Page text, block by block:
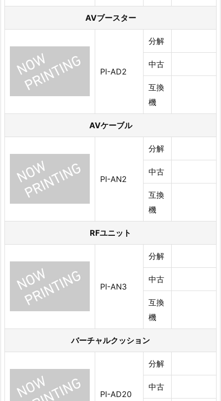
AVブースター
PI-AD2
分解
中古
互換
機
AVケーブル
PI-AN2
分解
中古
互換
機
RFユニット
PI-AN3
分解
中古
互換
機
バーチャルクッション
PI-AD20
分解
中古